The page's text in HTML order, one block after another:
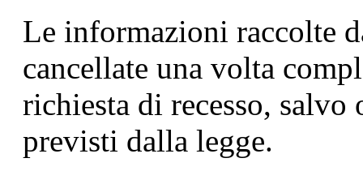
Le informazioni raccolte
cancellate una volta
richiesta di recesso,
previsti dalla legge.